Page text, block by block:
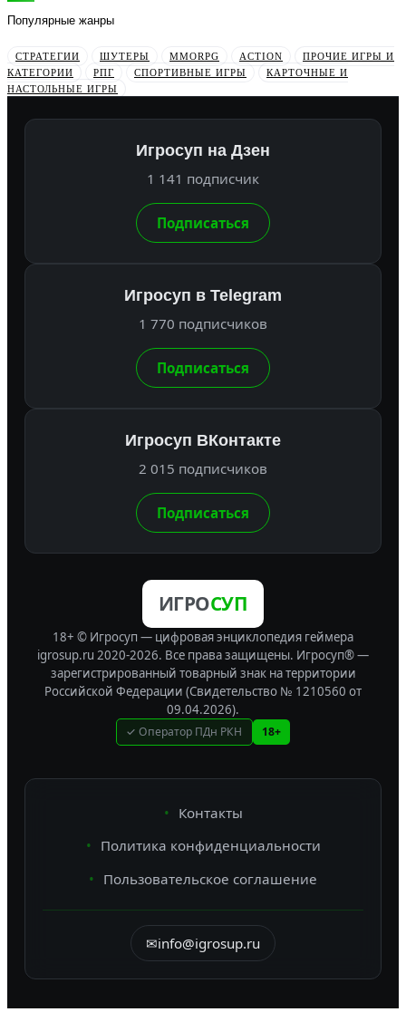
Популярные жанры
СТРАТЕГИИ ШУТЕРЫ MMORPG ACTION
ПРОЧИЕ ИГРЫ И
КАТЕГОРИИ
РПГ СПОРТИВНЫЕ ИГРЫ
КАРТОЧНЫЕ И
НАСТОЛЬНЫЕ ИГРЫ
Игросуп на Дзен
1 141 подписчик
Подписаться
Игросуп в Telegram
1 770 подписчиков
Подписаться
Игросуп ВКонтакте
2 015 подписчиков
Подписаться
ИГРОСУП
18+ © Игросуп — цифровая энциклопедия геймера
igrosup.ru 2020-2026. Все права защищены. Игросуп® —
зарегистрированный товарный знак на территории
Российской Федерации (Свидетельство № 1210560 от
09.04.2026).
✓ Оператор ПДн РКН 18+
Контакты
Политика конфиденциальности
Пользовательское соглашение
✉info@igrosup.ru